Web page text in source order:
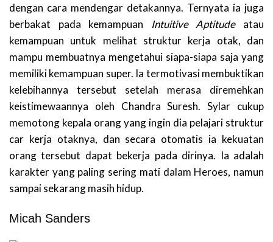
dengan cara mendengar detakannya. Ternyata ia juga
berbakat pada kemampuan
Intuitive Aptitudeatau
kemampuan untuk melihat struktur kerja otak, dan
mampu membuatnya mengetahui siapa-siapa saja yang
memiliki kemampuan super. Ia termotivasi membuktikan
kelebihannya tersebut setelah merasa diremehkan
keistimewaannya oleh Chandra Suresh. Sylar cukup
memotong kepala orang yang ingin dia pelajari struktur
car kerja otaknya, dan secara otomatis ia kekuatan
orang tersebut dapat bekerja pada dirinya. Ia adalah
karakter yang paling sering mati dalam Heroes, namun
sampai sekarang masih hidup.
Micah Sanders